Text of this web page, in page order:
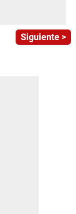
Siguiente >